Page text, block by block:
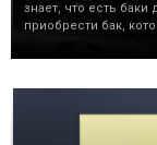
знает, что есть
приобрести бак,